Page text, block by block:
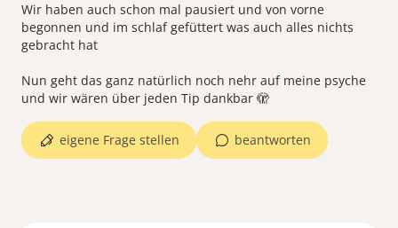
Wir haben auch schon mal pausiert und von vorne
begonnen und im schlaf gefüttert was auch alles nichts
gebracht hat
Nun geht das ganz natürlich noch nehr auf meine psyche
beantworten
eigene Frage stellen